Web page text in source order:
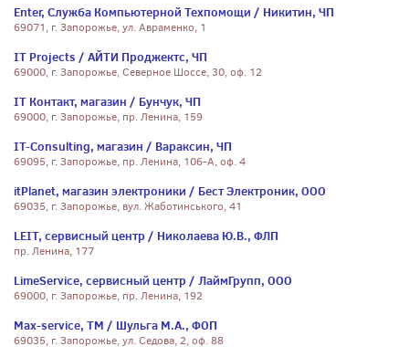
Enter, Служба Компьютерной Техпомощи / Никитин, ЧП
69071, г. Запорожье, ул. Авраменко, 1
IT Projects / АЙТИ Проджектс, ЧП
69000, г. Запорожье, Северное Шоссе, 30, оф. 12
IT Контакт, магазин / Бунчук, ЧП
69000, г. Запорожье, пр. Ленина, 159
IT-Consulting, магазин / Вараксин, ЧП
69095, г. Запорожье, пр. Ленина, 106-А, оф. 4
itPlanet, магазин электроники / Бест Электроник, ООО
69035, г. Запорожье, вул. Жаботинського, 41
LEIT, сервисный центр / Николаева Ю.В., ФЛП
пр. Ленина, 177
LimeService, сервисный центр / ЛаймГрупп, ООО
69000, г. Запорожье, пр. Ленина, 192
Max-service, ТМ / Шульга М.А., ФОП
69035, г. Запорожье, ул. Седова, 2, оф. 88